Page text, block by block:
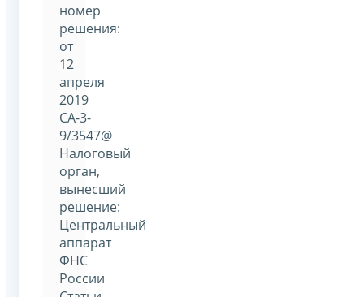
номер
решения:
от
12
апреля
2019
СА-3-
9/3547@
Налоговый
орган,
вынесший
решение:
Центральный
аппарат
ФНС
России